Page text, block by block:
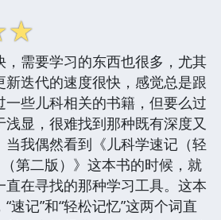
☆
，需要学习的东西也很多，尤其
新迭代的速度很快，感觉总是跟
些儿科相关的书籍，但要么过
显，很难找到那种既有深度又
我偶然看到《儿科学速记（轻
第二版）》这本书的时候，就
直在寻找的那种学习工具。这本
速记”和“轻松记忆”这两个词直